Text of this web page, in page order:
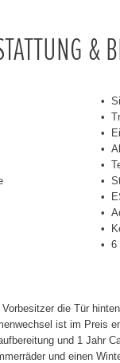
&
6
die Tür
ist im Preis
und 1 Jahr
und einen